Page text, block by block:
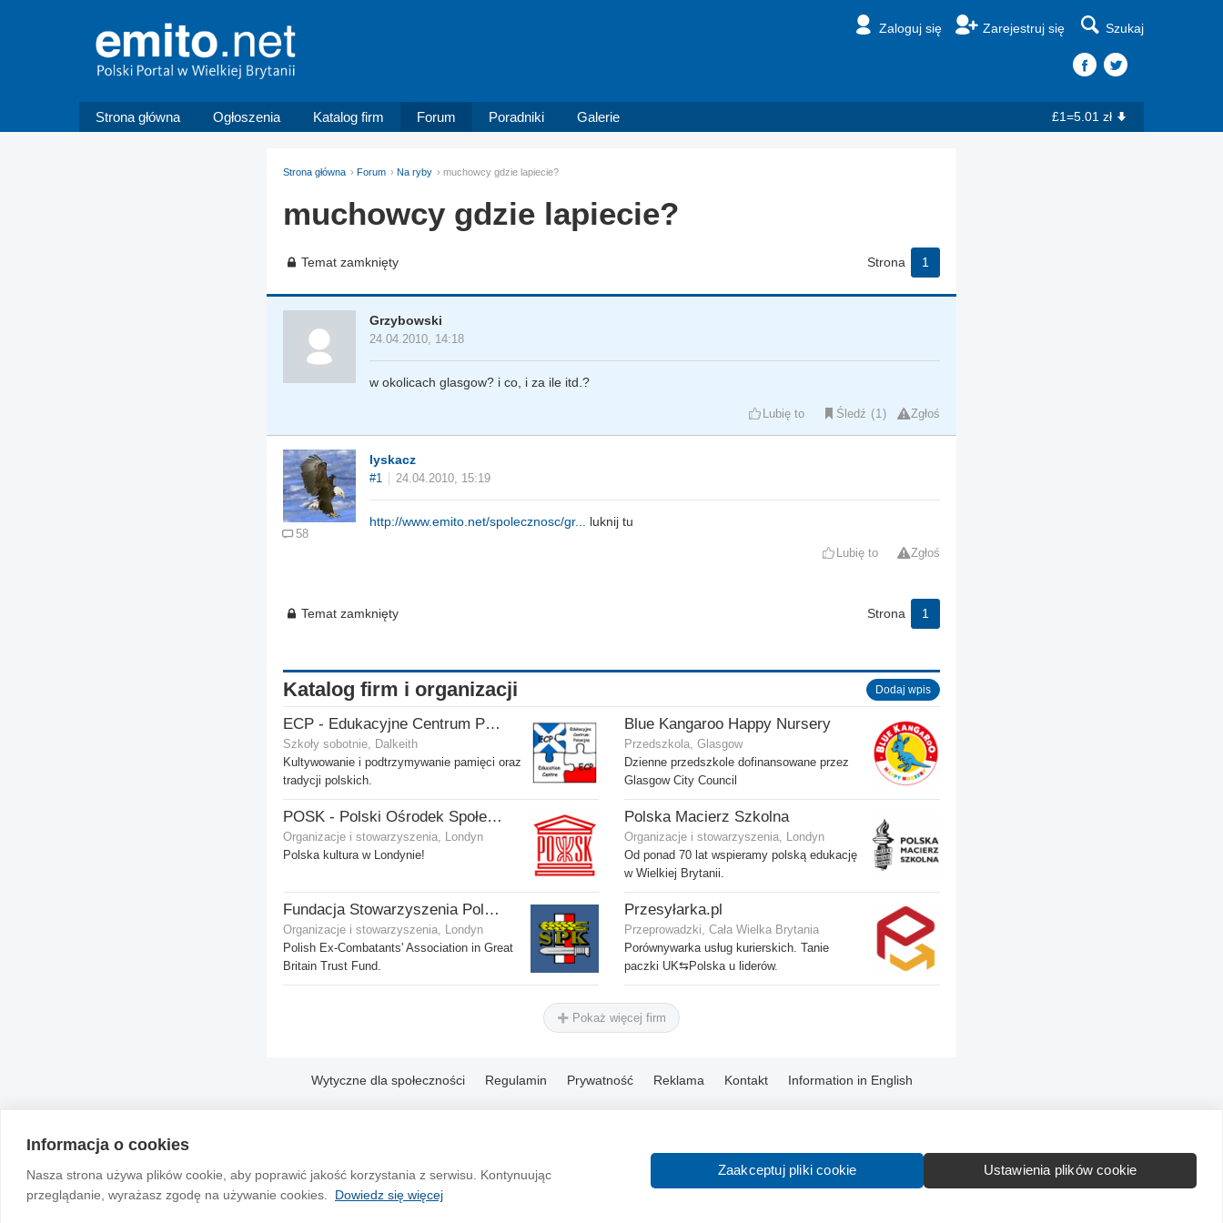
Informacja o cookies
Nasza strona używa plików cookie, aby poprawić jakość korzystania z serwisu. Kontynuując
przeglądanie, wyrażasz zgodę na używanie cookies.
Dowiedz się więcej
Zaakceptuj pliki cookie Ustawienia plików cookie
Zaloguj się Zarejestruj się Szukaj
Strona główna Ogłoszenia Katalog firm Forum Poradniki Galerie £1=5.01 zł
Strona główna Forum Na ryby muchowcy gdzie lapiecie?
muchowcy gdzie lapiecie?
Temat zamknięty Strona 1
Grzybowski
24.04.2010, 14:18
w okolicach glasgow? i co, i za ile itd.?
Lubię to Śledź 1 Zgłoś
58
lyskacz
#1 24.04.2010, 15:19
http://www.emito.net/spolecznosc/gr... luknij tu
Lubię to Zgłoś
Temat zamknięty Strona 1
Katalog firm i organizacji Dodaj wpis
ECP - Edukacyjne Centrum Polonijne SCIO - Dalkeith
Szkoły sobotnie, Dalkeith
Kultywowanie i podtrzymywanie pamięci oraz
tradycji polskich.
Blue Kangaroo Happy Nursery
Przedszkola, Glasgow
Dzienne przedszkole dofinansowane przez
Glasgow City Council
POSK - Polski Ośrodek Społeczno-Kulturalny
Organizacje i stowarzyszenia, Londyn
Polska kultura w Londynie!
Polska Macierz Szkolna
Organizacje i stowarzyszenia, Londyn
Od ponad 70 lat wspieramy polską edukację
w Wielkiej Brytanii.
Fundacja Stowarzyszenia Polskich Kombatantów w Wielkiej Brytanii
Organizacje i stowarzyszenia, Londyn
Polish Ex-Combatants' Association in Great
Britain Trust Fund.
Przesyłarka.pl
Przeprowadzki, Cała Wielka Brytania
Porównywarka usług kurierskich. Tanie
paczki UK⇆Polska u liderów.
Pokaż więcej firm
Wytyczne dla społeczności Regulamin Prywatność Reklama Kontakt Information in English